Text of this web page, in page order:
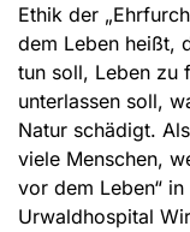
Ethik der
dem Leben heißt,
tun soll, Leben zu
unterlassen soll,
Natur schädigt.
viele Menschen,
vor dem Leben“
Urwaldhospital